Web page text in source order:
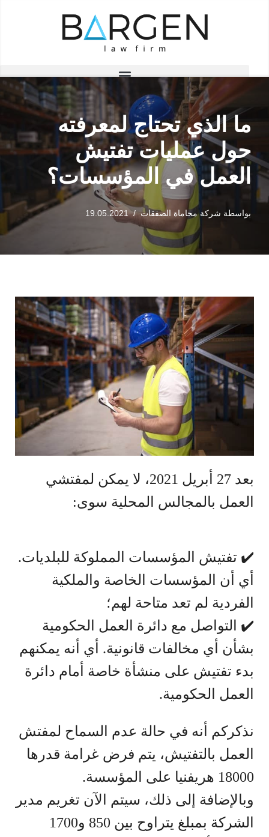
ما الذي تحتاج لمعرفته
حول عمليات تفتيش
العمل في المؤسسات؟
بواسطة شركة محاماة الصفقات 19.05.2021
بعد 27 أبريل 2021، لا يمكن لمفتشي
العمل بالمجالس المحلية سوى:
✔️ تفتيش المؤسسات المملوكة للبلديات.
أي أن المؤسسات الخاصة والملكية
الفردية لم تعد متاحة لهم؛
✔️ التواصل مع دائرة العمل الحكومية
بشأن أي مخالفات قانونية. أي أنه يمكنهم
بدء تفتيش على منشأة خاصة أمام دائرة
العمل الحكومية.
نذكركم أنه في حالة عدم السماح لمفتش
العمل بالتفتيش، يتم فرض غرامة قدرها
18000 هريفنيا على المؤسسة.
وبالإضافة إلى ذلك، سيتم الآن تغريم مدير
الشركة بمبلغ يتراوح بين 850 و1700